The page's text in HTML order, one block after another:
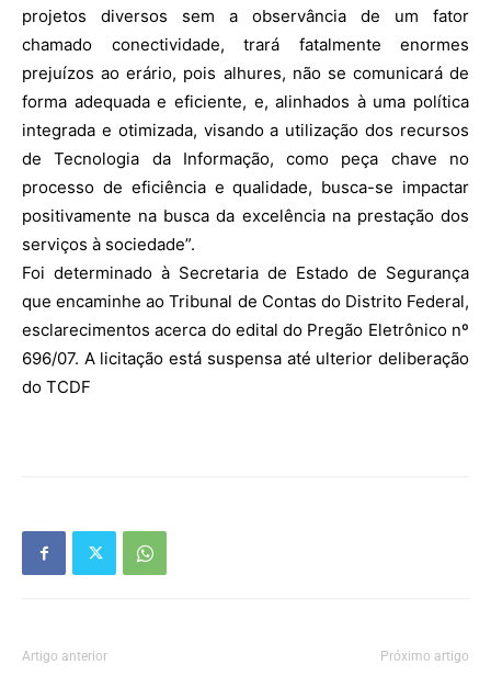
projetos diversos sem a observância de um fator
chamado conectividade, trará fatalmente enormes
prejuízos ao erário, pois alhures, não se comunicará de
forma adequada e eficiente, e, alinhados à uma política
integrada e otimizada, visando a utilização dos recursos
de Tecnologia da Informação, como peça chave no
processo de eficiência e qualidade, busca-se impactar
positivamente na busca da excelência na prestação dos
serviços à sociedade”.
Foi determinado à Secretaria de Estado de Segurança
que encaminhe ao Tribunal de Contas do Distrito Federal,
esclarecimentos acerca do edital do Pregão Eletrônico nº
696/07. A licitação está suspensa até ulterior deliberação
do TCDF
Artigo anterior Próximo artigo